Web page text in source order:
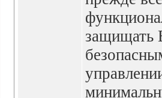
защищать